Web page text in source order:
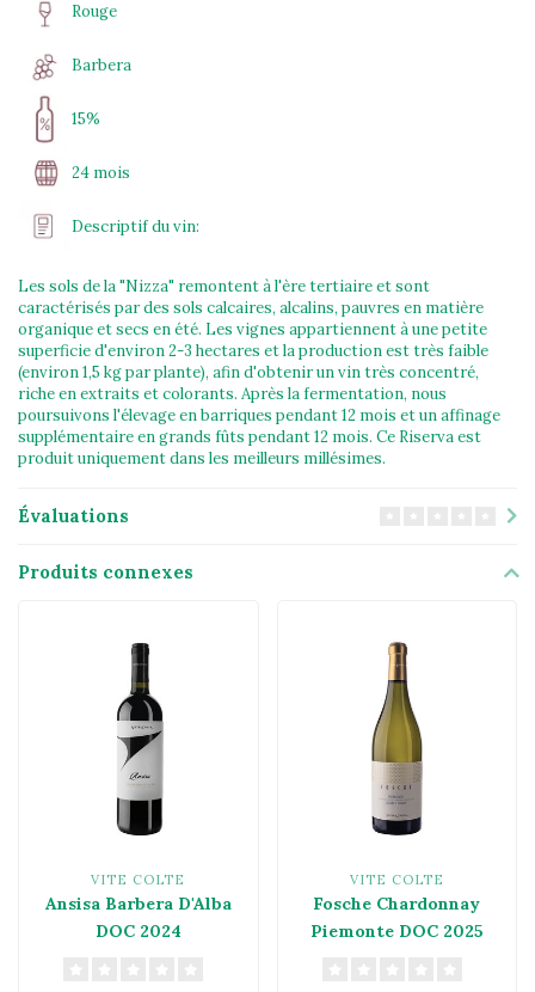
Rouge
Barbera
15%
24 mois
Descriptif du vin:
Les sols de la "Nizza" remontent à l'ère tertiaire et sont
caractérisés par des sols calcaires, alcalins, pauvres en matière
organique et secs en été. Les vignes appartiennent à une petite
superficie d'environ 2-3 hectares et la production est très faible
(environ 1,5 kg par plante), afin d'obtenir un vin très concentré,
riche en extraits et colorants. Après la fermentation, nous
poursuivons l'élevage en barriques pendant 12 mois et un affinage
supplémentaire en grands fûts pendant 12 mois. Ce Riserva est
produit uniquement dans les meilleurs millésimes.
Évaluations
Produits connexes
VITE COLTE
Ansisa Barbera D'Alba
DOC 2024
VITE COLTE
Fosche Chardonnay
Piemonte DOC 2025